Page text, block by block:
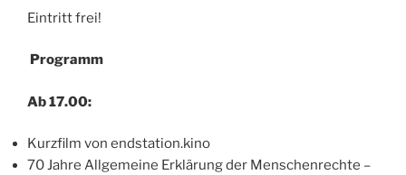
Eintritt frei!
Programm
Ab 17.00:
Kurzfilm von endstation.kino
70 Jahre Allgemeine Erklärung der Menschenrechte –